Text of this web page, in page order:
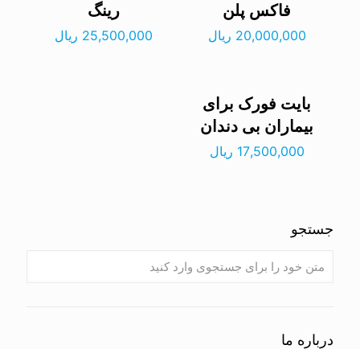
فاکس پلن
20,000,000 ریال
رینگ
25,500,000 ریال
بایت فورک برای
بیماران بی دندان
17,500,000 ریال
جستجو
درباره ما